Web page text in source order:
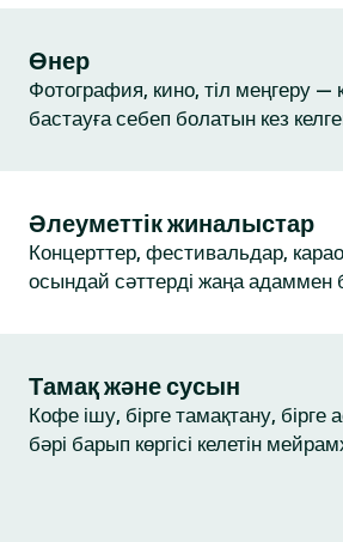
Өнер
Фотография, кино, тіл меңгеру —
бастауға себеп болатын кез
Әлеуметтік жиналыстар
Концерттер, фестивальдар,
осындай сәттерді жаңа адаммен
Тамақ және сусын
Кофе ішу, бірге тамақтану, бірге
бәрі барып көргісі келетін